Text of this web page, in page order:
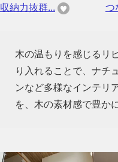
収納力抜群...
つ
木の温もりを感じるリ
り入れることで、ナチ
ンなど多様なインテリ
を、木の素材感で豊か